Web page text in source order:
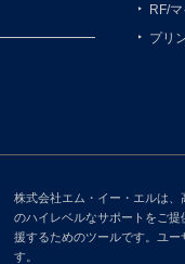
RF/
プリ
株式会社エム・イー・エルは
のハイレベルなサポートをご
援するためのツールです。ユ
す。